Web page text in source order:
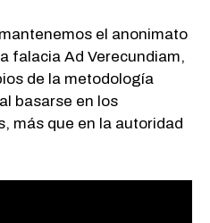
el anonimato
falacia Ad Verecundiam,
de la metodología
basarse en los
más que en la autoridad